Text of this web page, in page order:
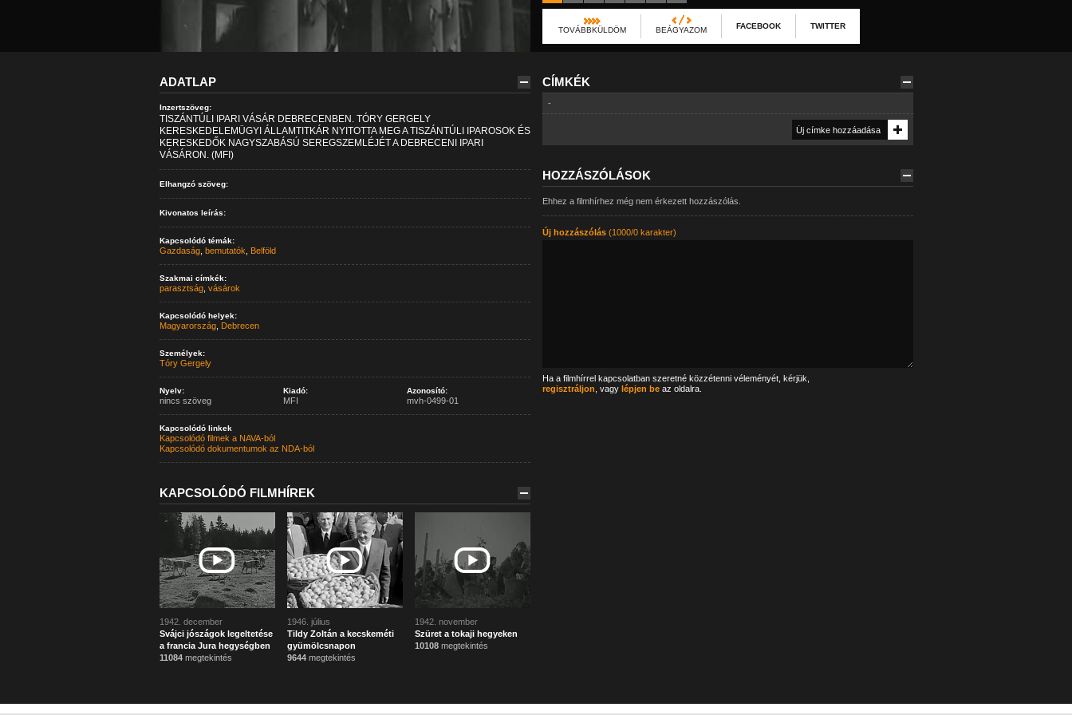
TOVÁBBKÜLDÖM BEÁGYAZOM FACEBOOK TWITTER
ADATLAP
Inzertszöveg:
TISZÁNTÚLI IPARI VÁSÁR DEBRECENBEN. TÓRY GERGELY
KERESKEDELEMÜGYI ÁLLAMTITKÁR NYITOTTA MEG A TISZÁNTÚLI IPAROSOK ÉS
KERESKEDŐK NAGYSZABÁSÚ SEREGSZEMLÉJÉT A DEBRECENI IPARI
VÁSÁRON. (MFI)
Elhangzó szöveg:
Kivonatos leírás:
Kapcsolódó témák:
Gazdaság, bemutatók Belföld
Szakmai címkék:
parasztság, vásárok
Kapcsolódó helyek:
Magyarország, Debrecen
Személyek:
Tóry Gergely
Nyelv:
nincs szöveg
Kiadó:
MFI
Azonosító:
mvh-0499-01
Kapcsolódó linkek
Kapcsolódó filmek a NAVA-ból
Kapcsolódó dokumentumok az NDA-ból
KAPCSOLÓDÓ FILMHÍREK
1942. december
Svájci jószágok legeltetése
a francia Jura hegységben
11084megtekintés
1946. július
Tildy Zoltán a kecskeméti
gyümölcsnapon
9644megtekintés
1942. november
Szüret a tokaji hegyeken
10108megtekintés
CÍMKÉK
-
HOZZÁSZÓLÁSOK
Ehhez a filmhírhez még nem érkezett hozzászólás.
Új hozzászólás(1000/0 karakter)
Ha a filmhírrel kapcsolatban szeretné közzétenni véleményét, kérjük,
regisztráljon , vagy lépjen beaz oldalra.